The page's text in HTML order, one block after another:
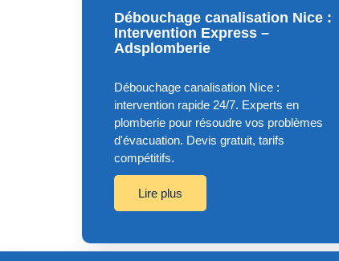
Débouchage canalisation Nice :
Intervention Express –
Adsplomberie
Débouchage canalisation Nice :
intervention rapide 24/7. Experts en
plomberie pour résoudre vos problèmes
d'évacuation. Devis gratuit, tarifs
compétitifs.
Lire plus